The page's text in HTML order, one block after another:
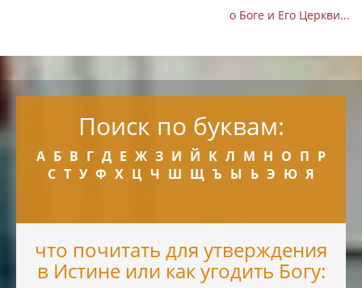
о Боге и Его Церкви...
Поиск по буквам:
А Б В Г Д Е Ж З И Й К Л М Н О П Р
С Т У Ф Х Ц Ч Ш Щ Ъ Ы Ь Э Ю Я
что почитать для утверждения
в Истине или как угодить Богу: